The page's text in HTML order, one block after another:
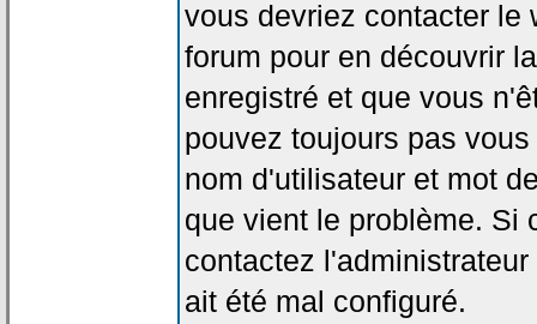
vous devriez contacter le
forum pour en découvrir
enregistré et que vous
pouvez toujours pas
nom d'utilisateur et mot
que vient le problème. Si
contactez
ait été mal configuré.